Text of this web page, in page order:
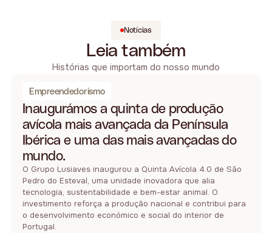
Notícias
Leia também
Histórias que importam do nosso mundo
Empreendedorismo
Inaugurámos a quinta de produção
avícola mais avançada da Península
Ibérica e uma das mais avançadas do
mundo.
O Grupo Lusiaves inaugurou a Quinta Avícola 4.0 de São
Pedro do Esteval, uma unidade inovadora que alia
tecnologia, sustentabilidade e bem-estar animal. O
investimento reforça a produção nacional e contribui para
o desenvolvimento económico e social do interior de
Portugal.